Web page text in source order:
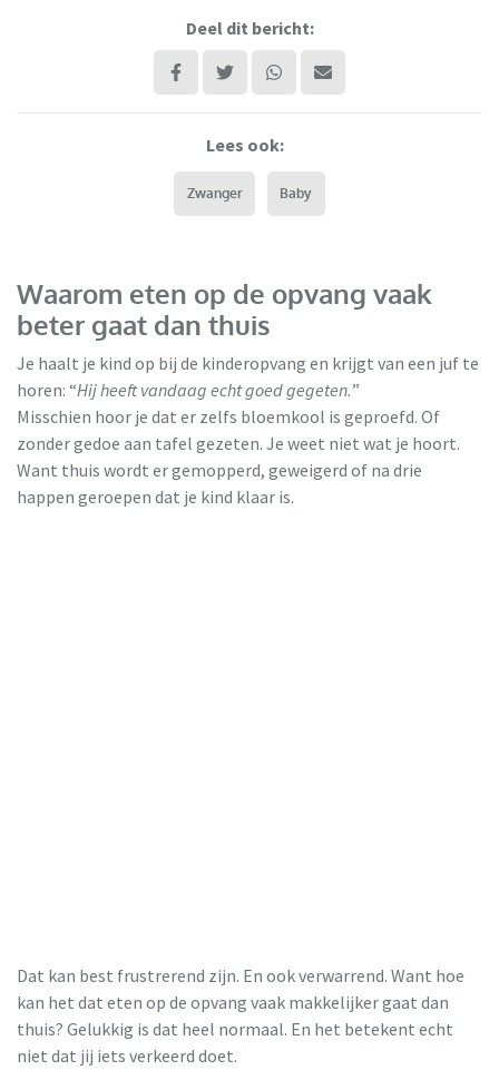
Deel dit bericht:
Lees ook:
Zwanger Baby
Waarom eten op de opvang vaak
beter gaat dan thuis
Je haalt je kind op bij de kinderopvang en krijgt van een juf te
horen: “Hij heeft vandaag echt goed gegeten.”
Misschien hoor je dat er zelfs bloemkool is geproefd. Of
zonder gedoe aan tafel gezeten. Je weet niet wat je hoort.
Want thuis wordt er gemopperd, geweigerd of na drie
happen geroepen dat je kind klaar is.
Dat kan best frustrerend zijn. En ook verwarrend. Want hoe
kan het dat eten op de opvang vaak makkelijker gaat dan
thuis? Gelukkig is dat heel normaal. En het betekent echt
niet dat jij iets verkeerd doet.